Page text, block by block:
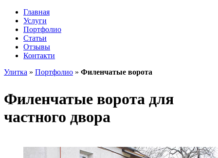
Главная
Услуги
Портфолио
Статьи
Отзывы
Контакти
Улитка » Портфолио » Филенчатые ворота
Филенчатые ворота для
частного двора